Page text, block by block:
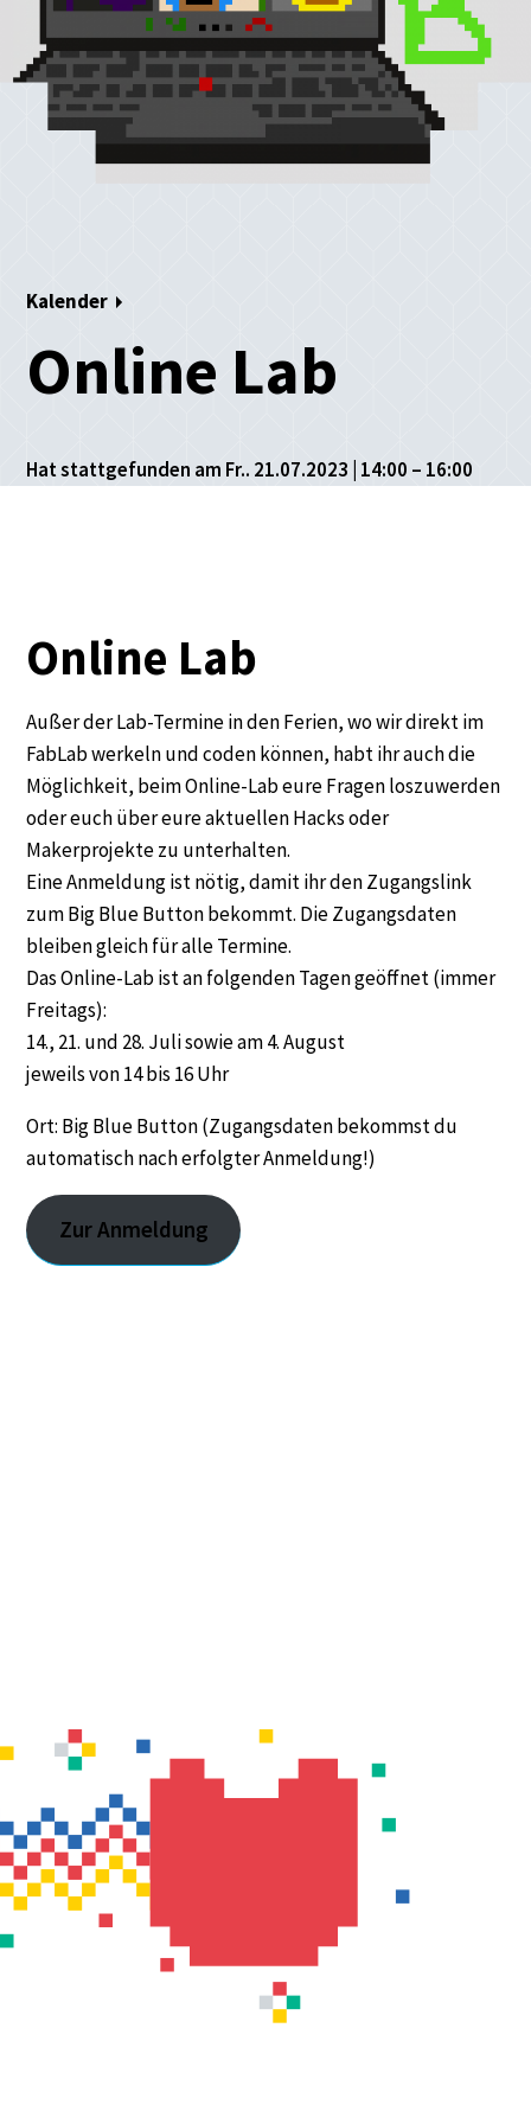
Kalender
Online Lab
Hat stattgefunden am Fr.. 21.07.2023 | 14:00 – 16:00
Online Lab
Außer der Lab-Termine in den Ferien, wo wir direkt im
FabLab werkeln und coden können, habt ihr auch die
Möglichkeit, beim Online-Lab eure Fragen loszuwerden
oder euch über eure aktuellen Hacks oder
Makerprojekte zu unterhalten.
Eine Anmeldung ist nötig, damit ihr den Zugangslink
zum Big Blue Button bekommt. Die Zugangsdaten
bleiben gleich für alle Termine.
Das Online-Lab ist an folgenden Tagen geöffnet (immer
Freitags):
14., 21. und 28. Juli sowie am 4. August
jeweils von 14 bis 16 Uhr
Ort: Big Blue Button (Zugangsdaten bekommst du
automatisch nach erfolgter Anmeldung!)
Zur Anmeldung